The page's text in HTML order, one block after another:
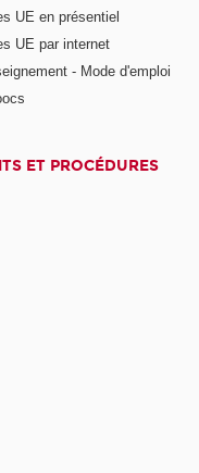
UE en présentiel
UE par internet
- Mode d'emploi
ET PROCÉDURES